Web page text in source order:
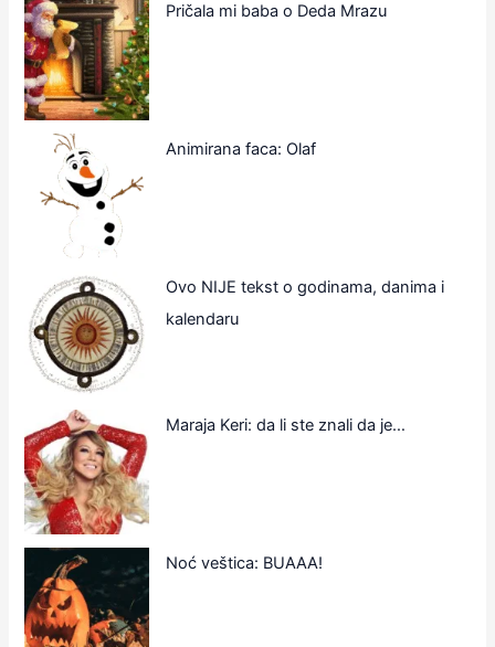
Pričala mi baba o Deda Mrazu
Animirana faca: Olaf
Ovo NIJE tekst o godinama, danima i
kalendaru
Maraja Keri: da li ste znali da je…
Noć veštica: BUAAA!